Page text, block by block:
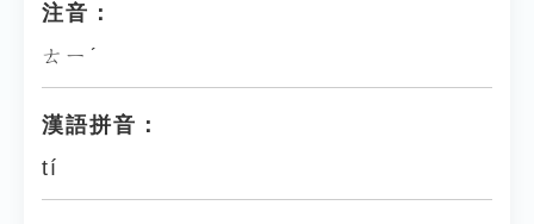
注音：
ㄊㄧˊ
漢語拼音：
tí